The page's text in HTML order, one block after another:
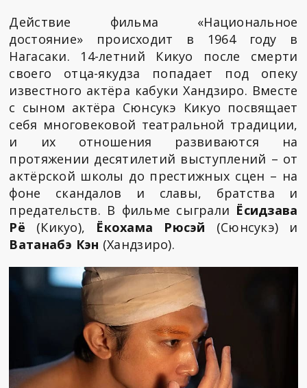
Действие фильма «Национальное
достояние» происходит в 1964 году в
Нагасаки. 14-летний Кикуо после смерти
своего отца-якудза попадает под опеку
известного актёра кабуки Хандзиро. Вместе
с сыном актёра Сюнсукэ Кикуо посвящает
себя многовековой театральной традиции,
и их отношения развиваются на
протяжении десятилетий выступлений – от
актёрской школы до престижных сцен – на
фоне скандалов и славы, братства и
предательств. В фильме сыграли Ёсидзава
Рё (Кикуо), Ёкохама Рюсэй (Сюнсукэ) и
Ватанабэ Кэн (Хандзиро).